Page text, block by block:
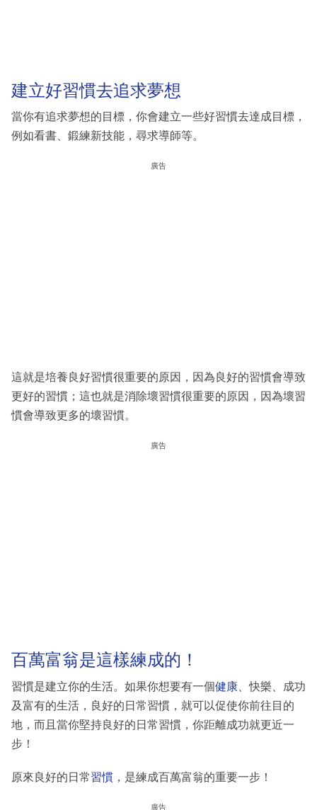
建立好習慣去追求夢想
當你有追求夢想的目標，你會建立一些好習慣去達成目標，
例如看書、鍛練新技能，尋求導師等。
廣告
這就是培養良好習慣很重要的原因，因為良好的習慣會導致
更好的習慣；這也就是消除壞習慣很重要的原因，因為壞習
慣會導致更多的壞習慣。
廣告
百萬富翁是這樣練成的！
習慣是建立你的生活。如果你想要有一個健康 、快樂、成功
及富有的生活，良好的日常習慣，就可以促使你前往目的
地，而且當你堅持良好的日常習慣，你距離成功就更近一
步！
原來良好的日常習慣 ，是練成百萬富翁的重要一步！
廣告